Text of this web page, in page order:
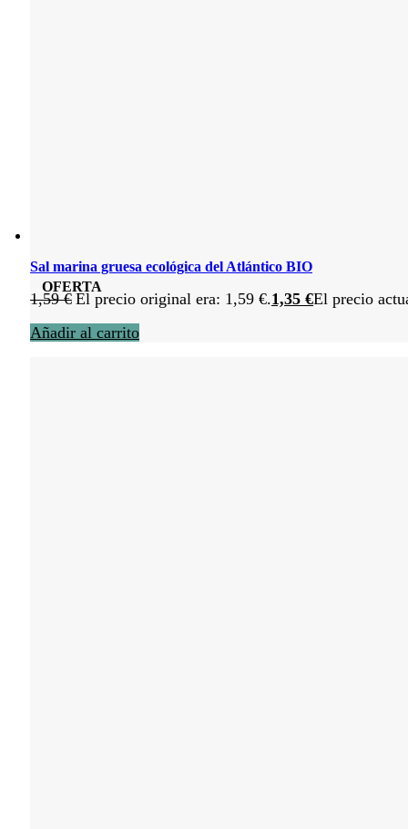
OFERTA
Sal marina gruesa ecológica del Atlántico BIO
1,59€ El precio original era: 1,59 €.1,35 €El precio
Añadir al carrito